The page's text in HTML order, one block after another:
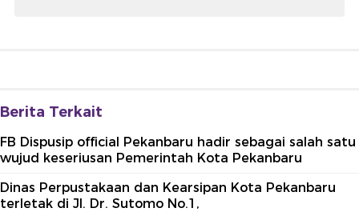
Berita Terkait
FB Dispusip official Pekanbaru hadir sebagai salah satu
wujud keseriusan Pemerintah Kota Pekanbaru
Dinas Perpustakaan dan Kearsipan Kota Pekanbaru
terletak di Jl. Dr. Sutomo No.1,